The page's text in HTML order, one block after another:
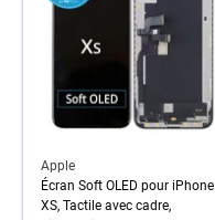
Apple
Écran Soft OLED pour iPhone
XS, Tactile avec cadre,